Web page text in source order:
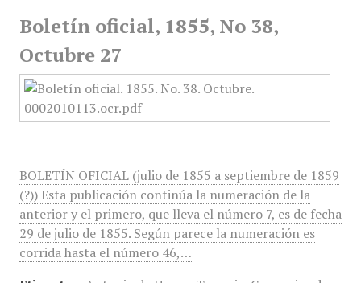
Boletín oficial, 1855, No 38,
Octubre 27
BOLETÍN OFICIAL (julio de 1855 a septiembre de 1859
(?)) Esta publicación continúa la numeración de la
anterior y el primero, que lleva el número 7, es de fecha
29 de julio de 1855. Según parece la numeración es
corrida hasta el número 46,…